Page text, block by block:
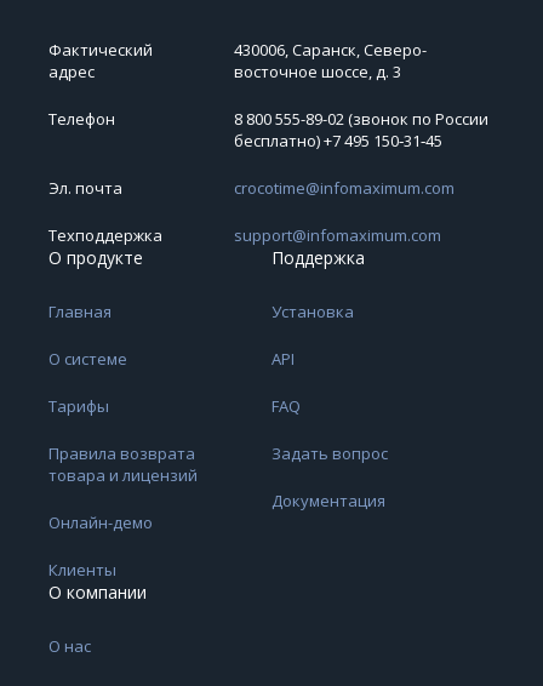
Фактический
адрес
430006, Саранск, Северо-
восточное шоссе, д. 3
Телефон
8 800 555-89-02 (звонок по России
бесплатно) +7 495 150‑31‑45
Эл. почта crocotime@infomaximum.com
Техподдержка support@infomaximum.com
О продукте
Главная
О системе
Тарифы
Правила возврата
товара и лицензий
Онлайн-демо
Клиенты
Поддержка
Установка
API
FAQ
Задать вопрос
Документация
О компании
О нас